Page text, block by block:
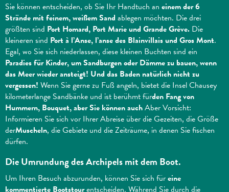
Sie können entscheiden, ob Sie Ihr Handtuch an einem der 6
Strände mit feinem, weißem Sand ablegen möchten. Die drei
größten sind Port Homard, Port Marie und Grande Grève. Die
kleineren sind Port à l’Anse, l’anse des Blainvillais und Gros Mont.
Egal, wo Sie sich niederlassen, diese kleinen Buchten sind ein
Paradies für Kinder, um Sandburgen oder Dämme zu bauen, wenn
das Meer wieder ansteigt! Und das Baden natürlich nicht zu
vergessen! Wenn Sie gerne zu Fuß angeln, bietet die Insel Chausey
kilometerlange Sandbänke und ist berühmt fürden Fang von
Hummern, Bouquet, aber Sie können auchAber Vorsicht:
Informieren Sie sich vor Ihrer Abreise über die Gezeiten, die Größe
derMuscheln, die Gebiete und die Zeiträume, in denen Sie fischen
dürfen.
Die Umrundung des Archipels mit dem Boot.
Um Ihren Besuch abzurunden, können Sie sich füreine